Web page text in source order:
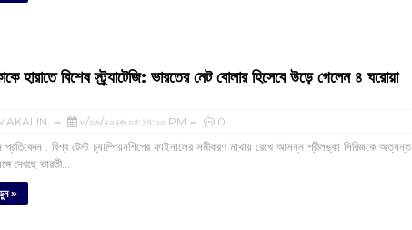
হারাতে বিশেষ স্ট্র্যাটেজি: ভারতের নেট বোলার হিসেবে উড়ে গেলেন ৪ ঘরোয়া
৮/০৬/২০২৬ ০৫:১৭:০০ PM 0
প্রতিবেদন : বিশ্ব টেস্ট চ্যাম্পিয়নশিপের ফাইনালের সমীকরণ মাথায় রেখে আসন্ন শ্রীলঙ্কা সিরিজকে অত্যন্ত
দেখছে ভারতী...
»